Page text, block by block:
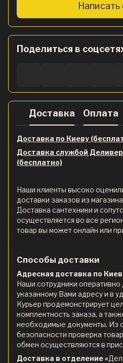
Написать
Поделиться в
Доставка Оплата
Доставка по Киеву
Доставка службой
(бесплатно)
Наши клиенты высоко
доставки заказов из
Доставка сантехники и
осуществляется во все
товар вы может онлайн или
Способы доставки
Адресная доставка по
Наши сотрудники оперативно
указанному Вами адресу и в
Курьер продемонстрирует
комплектность заказа, а
необходимые документы. Из
безопасности проверка
обмен осуществляются в
Доставка в отделение «